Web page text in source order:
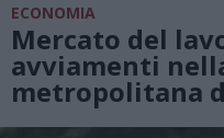
ECONOMIA
Mercato del
avviamenti
metropolitana